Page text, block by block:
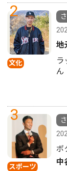
2
文化
地
ラ
ん
3
スポーツ
ボ
中